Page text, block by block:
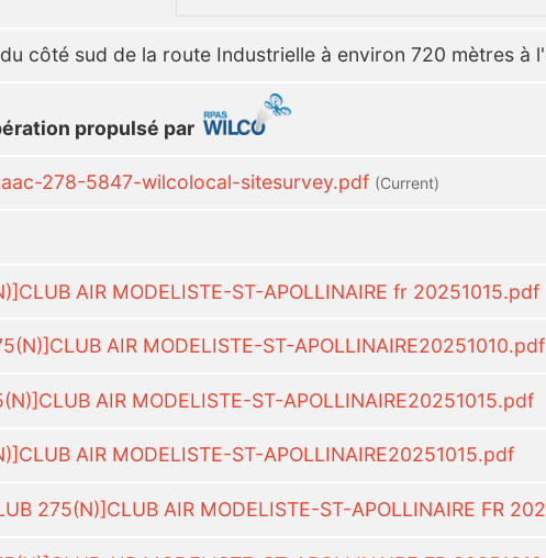
côté sud de la route Industrielle à environ 720 mètres à
propulsé par
278-5847-wilcolocal-sitesurvey.pdf (current)
AIR MODELISTE-ST-APOLLINAIRE fr 20251015.pdf
AIR MODELISTE-ST-APOLLINAIRE20251010.pdf
AIR MODELISTE-ST-APOLLINAIRE20251015.pdf
AIR MODELISTE-ST-APOLLINAIRE20251015.pdf
275(N)]CLUB AIR MODELISTE-ST-APOLLINAIRE FR